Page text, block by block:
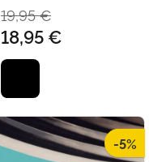
19,95 €
18,95 €
-5%